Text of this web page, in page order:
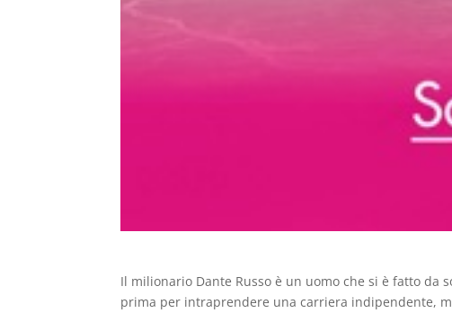
Il milionario Dante Russo è un uomo che si è fatto da
prima per intraprendere una carriera indipendente,